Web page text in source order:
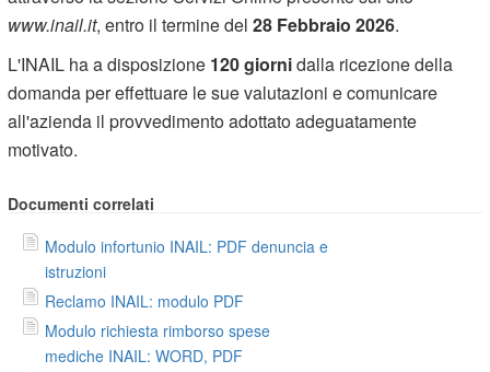
www.inail.it, entro il termine del28 Febbraio 2026.
L'INAIL ha a disposizione 120 giornidalla ricezione della
domanda per effettuare le sue valutazioni e comunicare
all'azienda il provvedimento adottato adeguatamente
motivato.
Documenti correlati
Modulo infortunio INAIL: PDF denuncia e
istruzioni
Reclamo INAIL: modulo PDF
Modulo richiesta rimborso spese
mediche INAIL: WORD, PDF